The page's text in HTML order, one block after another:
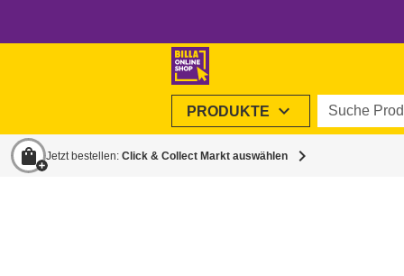
PRODUKTE expand_more Suche
shopping_bag Jetzt bestellen: Click & Collect Markt auswählen chevron_right